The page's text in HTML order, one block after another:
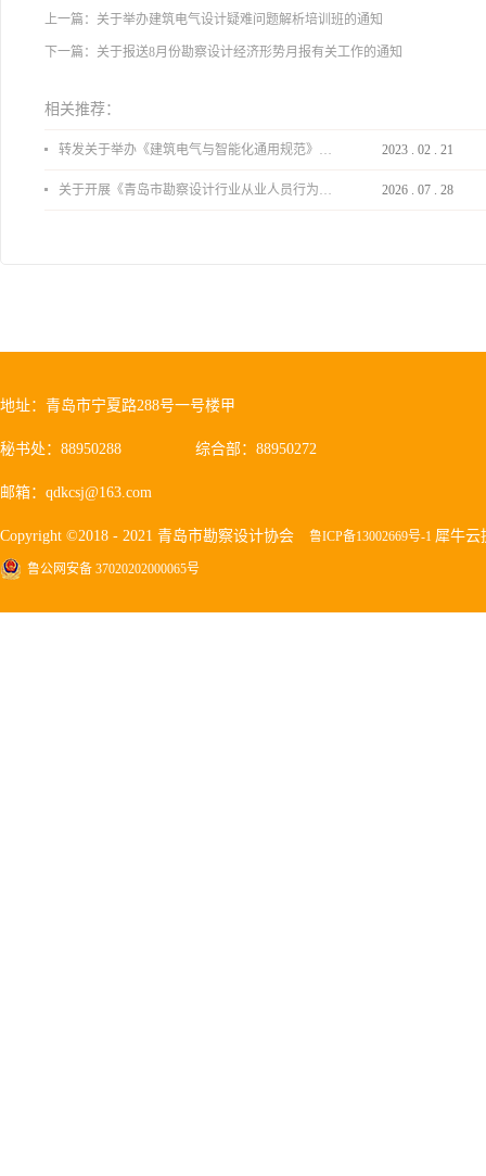
上一篇： 关于举办建筑电气设计疑难问题解析培训班的通知
下一篇： 关于报送8月份勘察设计经济形势月报有关工作的通知
相关推荐：
转发关于举办《建筑电气与智能化通用规范》 GB55024-2022公益宣贯的通知 2023 . 02 . 21
关于开展《青岛市勘察设计行业从业人员行为导则》、《青岛市住宅工程设计审查品质提升指引（2026版）》宣贯活动的通知 2026 . 07 . 28
地址：青岛市宁夏路288号一号楼甲
秘书处：88950288 综合部：88950272
邮箱：qdkcsj@163.com
Copyright ©2018 - 2021 青岛市勘察设计协会 鲁ICP备13002669号-1 犀牛云
鲁公网安备 37020202000065号